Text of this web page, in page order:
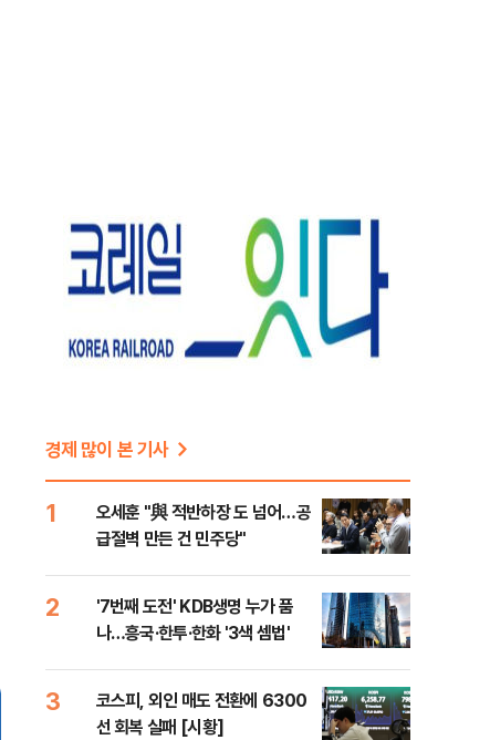
경제 많이 본 기사
1
오세훈 "與 적반하장 도 넘어…공
급절벽 만든 건 민주당"
2
'7번째 도전' KDB생명 누가 품
나…흥국·한투·한화 '3색 셈법'
3
코스피, 외인 매도 전환에 6300
선 회복 실패 [시황]